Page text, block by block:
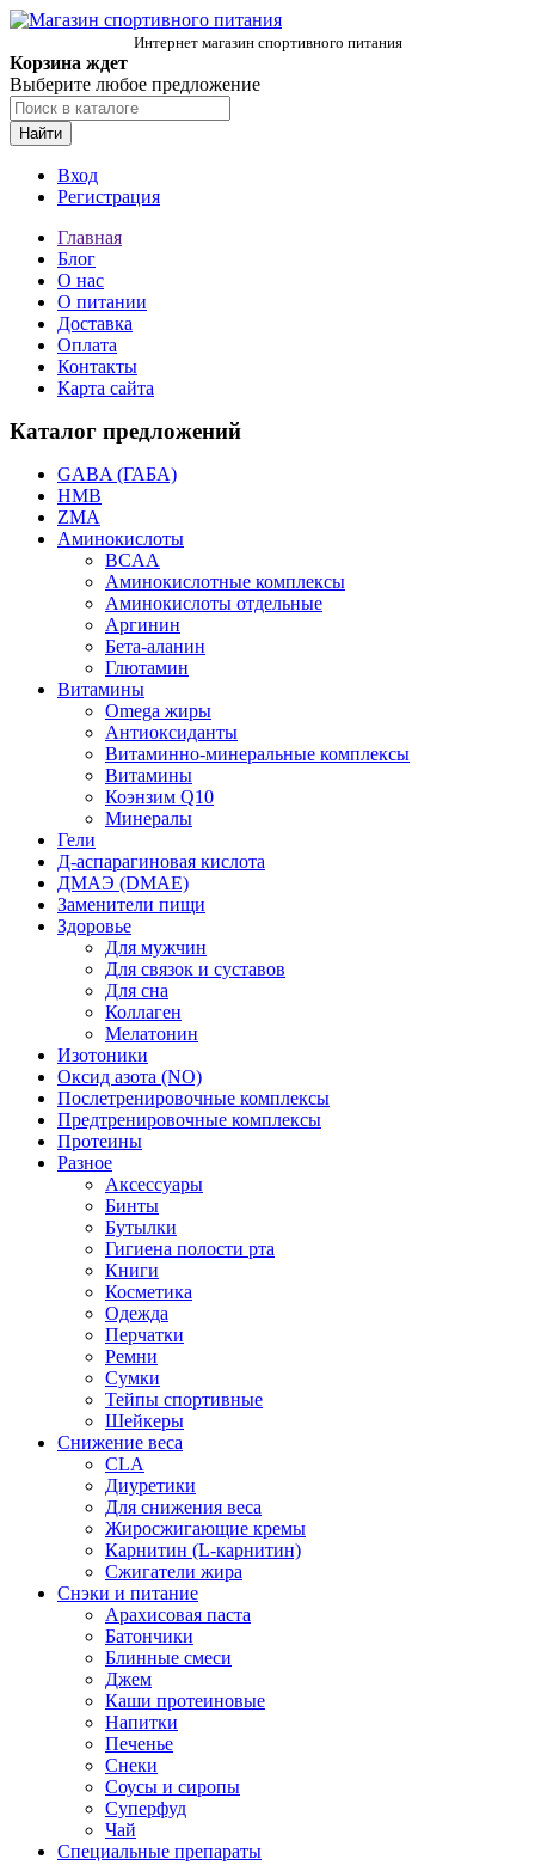
Интернет магазин спортивного питания
Корзина ждет
Выберите любое предложение
Найти
Вход
Регистрация
Главная
Блог
О нас
О питании
Доставка
Оплата
Контакты
Карта сайта
Каталог предложений
GABA (ГАБА)
HMB
ZMA
Аминокислоты
BCAA
Аминокислотные комплексы
Аминокислоты отдельные
Аргинин
Бета-аланин
Глютамин
Витамины
Omega жиры
Антиоксиданты
Витаминно-минеральные комплексы
Витамины
Коэнзим Q10
Минералы
Гели
Д-аспарагиновая кислота
ДМАЭ (DMAE)
Заменители пищи
Здоровье
Для мужчин
Для связок и суставов
Для сна
Коллаген
Мелатонин
Изотоники
Оксид азота (NO)
Послетренировочные комплексы
Предтренировочные комплексы
Протеины
Разное
Аксессуары
Бинты
Бутылки
Гигиена полости рта
Книги
Косметика
Одежда
Перчатки
Ремни
Сумки
Тейпы спортивные
Шейкеры
Снижение веса
CLA
Диуретики
Для снижения веса
Жиросжигающие кремы
Карнитин (L-карнитин)
Сжигатели жира
Снэки и питание
Арахисовая паста
Батончики
Блинные смеси
Джем
Каши протеиновые
Напитки
Печенье
Снеки
Соусы и сиропы
Суперфуд
Чай
Специальные препараты